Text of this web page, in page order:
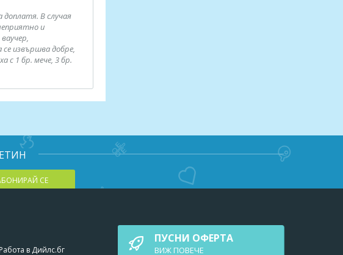
доплатя. В случая
и
извършва добре,
с 1 бр. мече, 3 бр.
СЕ
Работа в Дийлс.бг
ПУСНИ ОФЕРТА
ВИЖ ПОВEЧЕ